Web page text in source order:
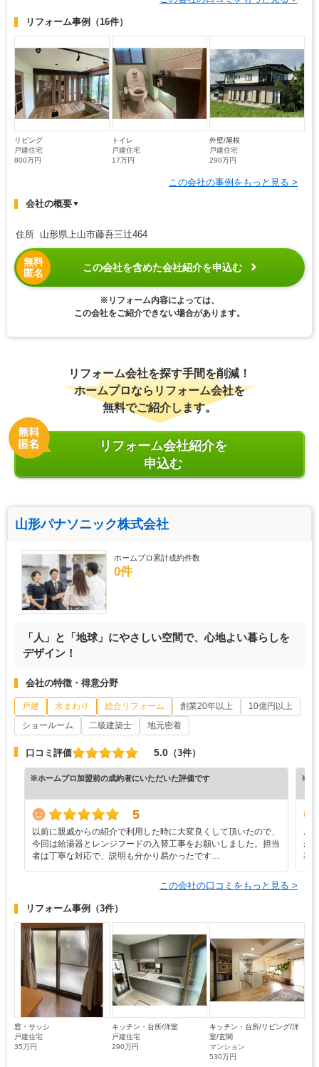
リフォーム事例 （16件）
リビング
戸建住宅
800万円
トイレ
戸建住宅
17万円
外壁/屋根
戸建住宅
290万円
この会社の事例をもっと見る >
会社の概要▼
住所 山形県上山市藤吾三辻464
無料
匿名
この会社を含めた会社紹介を申込む
※リフォーム内容によっては、
この会社をご紹介できない場合があります。
リフォーム会社を探す手間を削減！
ホームプロならリフォーム会社を
無料でご紹介します。
リフォーム会社紹介を
申込む
山形パナソニック株式会社
ホームプロ累計成約件数
0件
「人」と「地球」にやさしい空間で、心地よい暮らしを
デザイン！
会社の特徴・得意分野
戸建 水まわり 総合リフォーム 創業20年以上
10億円以上
ショールーム
二級建築士 地元密着
口コミ評価 5.0 （3件）
※ホームプロ加盟前の成約者にいただいた評価です
5
以前に親戚からの紹介で利用した時に大変良くして頂いたので、
今回は給湯器とレンジフードの入替工事をお願いしました。担当
者は丁寧な対応で、説明も分かり易かったです…
※ホ
屋
か
務
この会社の口コミをもっと見る >
リフォーム事例 （3件）
窓・サッシ
戸建住宅
35万円
キッチン・台所/洋室
戸建住宅
290万円
キッチン・台所/リビング/洋
室/玄関
マンション
530万円